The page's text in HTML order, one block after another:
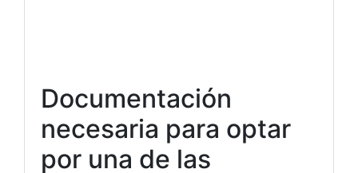
Documentación
necesaria para optar
por una de las